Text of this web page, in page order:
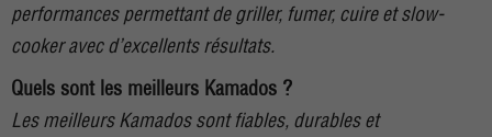
performances permettant de griller, fumer, cuire et slow-
cooker avec d’excellents résultats.
Quels sont les meilleurs Kamados ?
Les meilleurs Kamados sont fiables, durables et